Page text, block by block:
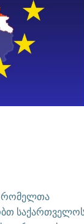
რომელთა